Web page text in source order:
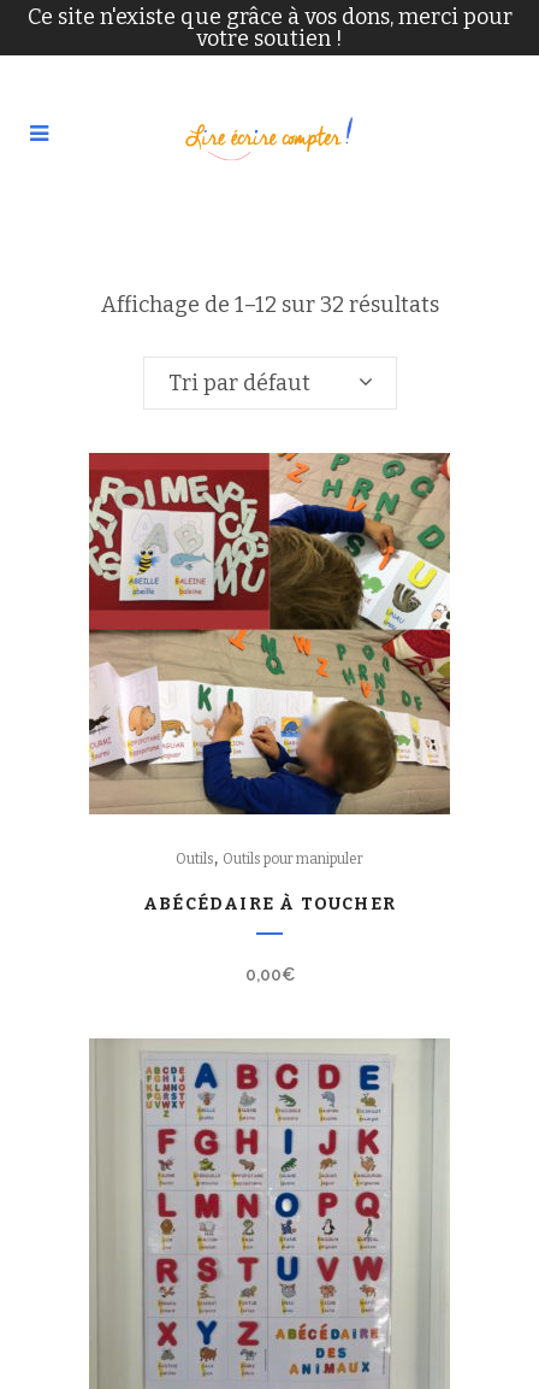
Ce site n'existe que grâce à vos dons, merci pour
votre soutien !
Affichage de 1–12 sur 32 résultats
Tri par défaut
Outils, Outils pour manipuler
ABÉCÉDAIRE À TOUCHER
0,00€